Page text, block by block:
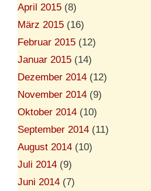
April 2015 (8)
März 2015 (16)
Februar 2015 (12)
Januar 2015 (14)
Dezember 2014 (12)
November 2014 (9)
Oktober 2014 (10)
September 2014 (11)
August 2014 (10)
Juli 2014 (9)
Juni 2014 (7)